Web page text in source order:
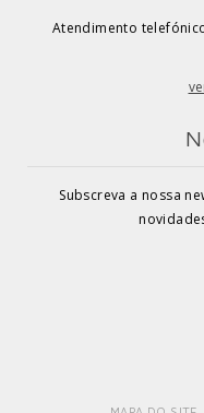
Atendimento
Subscreva a nossa